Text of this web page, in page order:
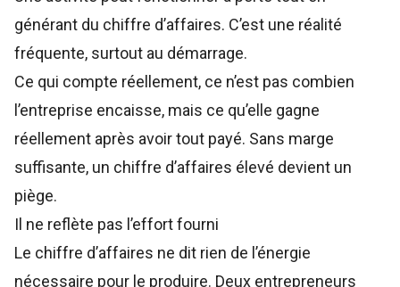
générant du chiffre d’affaires. C’est une réalité
fréquente, surtout au démarrage.
Ce qui compte réellement, ce n’est pas combien
l’entreprise encaisse, mais ce qu’elle gagne
réellement après avoir tout payé. Sans marge
suffisante, un chiffre d’affaires élevé devient un
piège.
Il ne reflète pas l’effort fourni
Le chiffre d’affaires ne dit rien de l’énergie
nécessaire pour le produire. Deux entrepreneurs